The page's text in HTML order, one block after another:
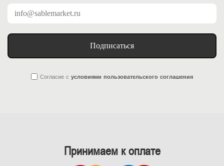
Подписаться
Согласие с условиями пользовательского соглашения
Принимаем к оплате